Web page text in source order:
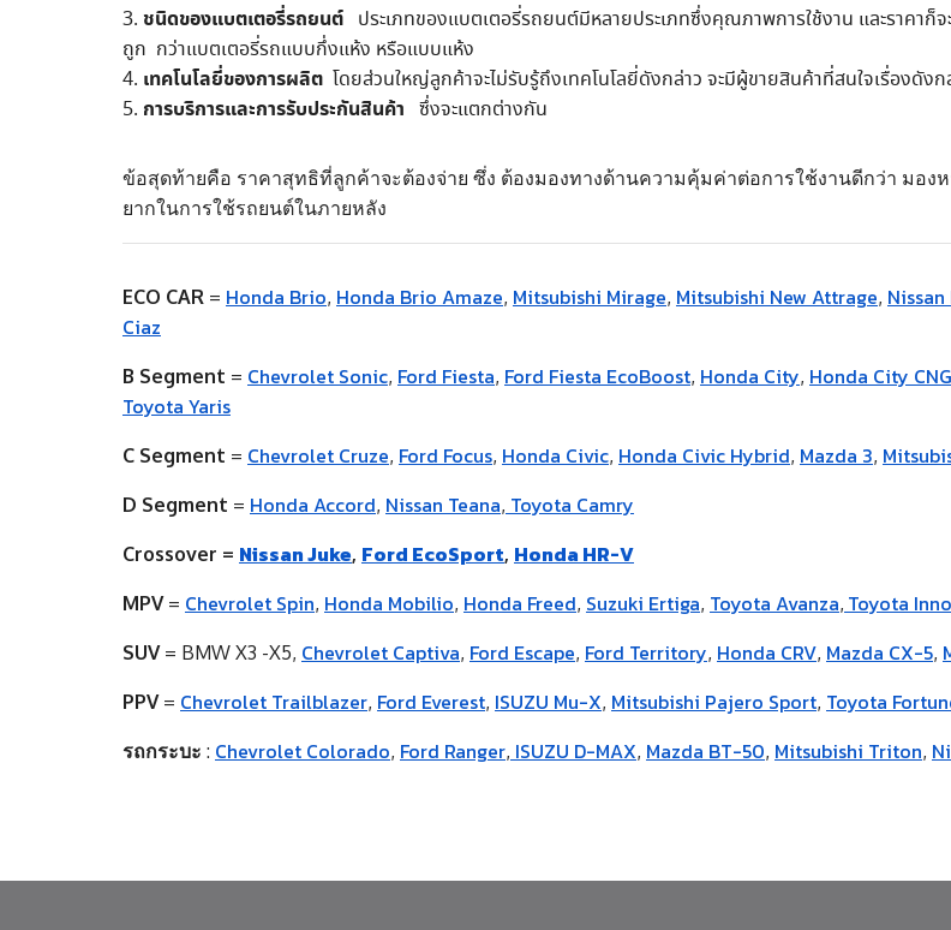
ชนิดของแบตเตอรี่รถยนต์ ประเภทของแบตเตอรี่รถยนต์มีหลายประเภทซึ่งคุณภาพการใช้งาน และราคาก็
ถูก กว่าแบตเตอรี่รถแบบกึ่งแห้ง หรือแบบแห้ง
เทคโนโลยี่ของการผลิต โดยส่วนใหญ่ลูกค้าจะไม่รับรู้ถึงเทคโนโลยี่ดังกล่าว จะมีผู้ขายสินค้าที่สนใจเรื่องดั
การบริการและการรับประกันสินค้า ซึ่งจะแตกต่างกัน
ข้อสุดท้ายคือ ราคาสุทธิที่ลูกค้าจะต้องจ่าย ซึ่ง ต้องมองทางด้านความคุ้มค่าต่อการใช้งานดีกว่า มอ
ยากในการใช้รถยนต์ในภายหลัง
ECO CAR = Honda Brio, Honda Brio Amaze, Mitsubishi Mirage, Mitsubishi New Attrage, Nissan
Ciaz
B Segment = Chevrolet Sonic, Ford Fiesta, Ford Fiesta EcoBoost, Honda City, Honda City CNG
Toyota Yaris
C Segment = Chevrolet Cruze, Ford Focus, Honda Civic, Honda Civic Hybrid, Mazda 3,
D Segment = Honda Accord, Nissan Teana, Toyota Camry
Crossover = Nissan Juke, Ford EcoSport, Honda HR-V
MPV= Chevrolet Spin, Honda Mobilio, Honda Freed, Suzuki Ertiga, Toyota Avanza, Toyota
SUV= BMW X3 -X5, Chevrolet Captiva, Ford Escape, Ford Territory, Honda CRV, Mazda CX-5,
PPV= Chevrolet Trailblazer, Ford Everest, ISUZU Mu-X, Mitsubishi Pajero Sport, Toyota
รถกระบะ : Chevrolet Colorado, Ford Ranger, ISUZU D-MAX, Mazda BT-50, Mitsubishi Triton,